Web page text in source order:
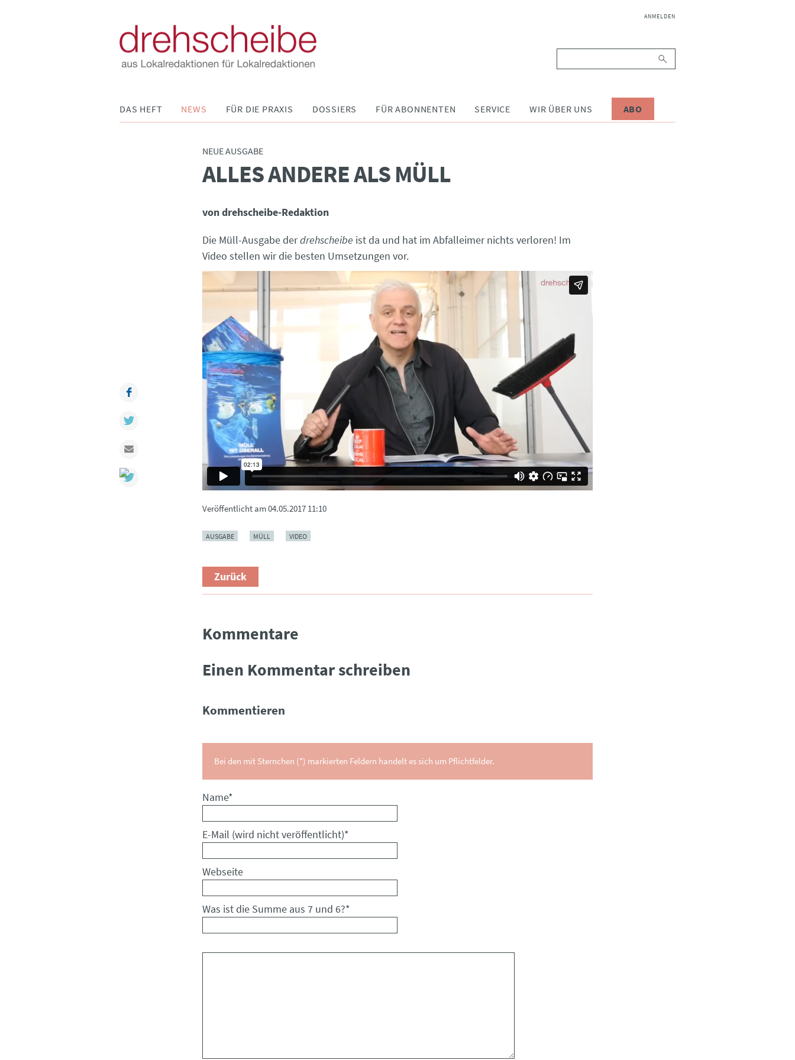
NAVIGATION
ANMELDEN
DAS HEFT NEWS FÜR DIE PRAXIS DOSSIERS FÜR ABONNENTEN SERVICE WIR ÜBER UNS ABO
NEUE AUSGABE
ALLES ANDERE ALS MÜLL
von drehscheibe-Redaktion
Die Müll-Ausgabe derdrehscheibe ist da und hat im Abfalleimer nichts verloren! Im
Video stellen wir die besten Umsetzungen vor.
Veröffentlicht am04.05.2017 11:10
AUSGABE MÜLL VIDEO
Zurück
Kommentare
Einen Kommentar schreiben
Kommentieren
Bei den mit Sternchen (*) markierten Feldern handelt es sich um Pflichtfelder.
Pflichtfeld
Name*
Pflichtfeld
E-Mail (wird nicht veröffentlicht)*
Webseite
Was ist die Summe aus 7 und 6?*